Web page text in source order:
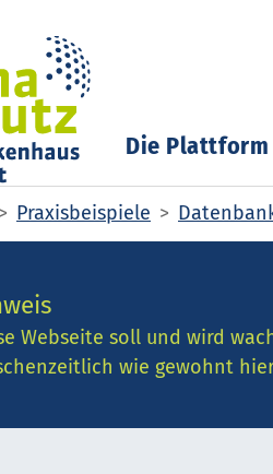
Die Plattform
Praxisbeispiele
Webseite soll und wird
wie gewohnt